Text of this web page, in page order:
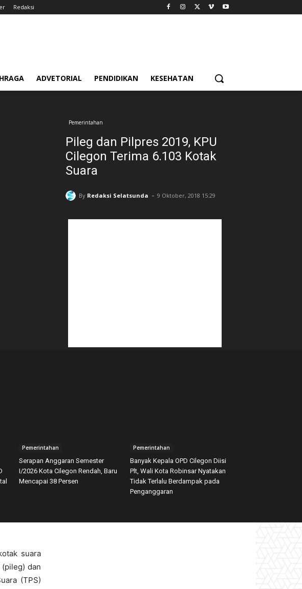
Redaksi
ADVETORIAL PENDIDIKAN KESEHATAN
Pemerintahan
Pileg dan Pilpres 2019, KPU
Cilegon Terima 6.103 Kotak
Suara
By Redaksi Selatsunda - 9 Oktober, 2018 15:29
Pemerintahan
Serapan Anggaran Semester
I/2026 Kota Cilegon Rendah, Baru
Mencapai 38 Persen
Pemerintahan
Banyak Kepala OPD Cilegon Diisi
Plt, Wali Kota Robinsar Nyatakan
Tidak Terlalu Berdampak pada
Penganggaran
suara
dan
(TPS)